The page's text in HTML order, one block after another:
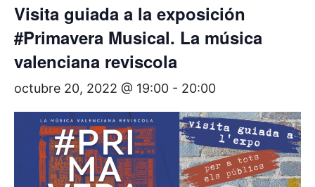
Visita guiada a la exposición
#Primavera Musical. La música
valenciana reviscola
octubre 20, 2022 @ 19:00 - 20:00